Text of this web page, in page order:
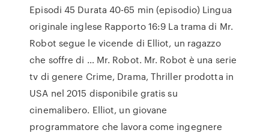
Episodi 45 Durata 40-65 min (episodio) Lingua
originale inglese Rapporto 16:9 La trama di Mr.
Robot segue le vicende di Elliot, un ragazzo
che soffre di … Mr. Robot. Mr. Robot è una serie
tv di genere Crime, Drama, Thriller prodotta in
USA nel 2015 disponibile gratis su
cinemalibero. Elliot, un giovane
programmatore che lavora come ingegnere